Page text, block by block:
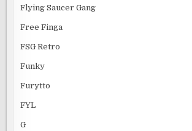
Flying Saucer Gang
Free Finga
FSG Retro
Funky
Furytto
FYL
G